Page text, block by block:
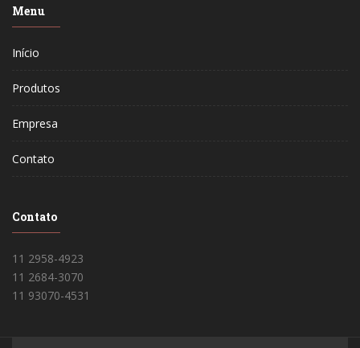
Menu
Início
Produtos
Empresa
Contato
Contato
11 2958-4923
11 2684-3070
11 93070-4531